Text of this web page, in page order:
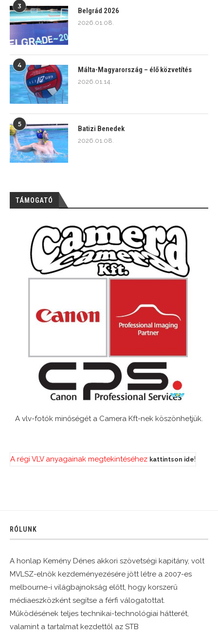
3
Belgrád 2026
2026.01.08.
4
Málta-Magyarország – élő közvetítés
2026.01.14.
5
Batizi Benedek
2026.01.08.
TÁMOGATÓ
A vlv-fotók minőségét a Camera Kft-nek köszönhetjük.
A régi VLV anyagainak megtekintéséhez kattintson ide!
RÓLUNK
A honlap Kemény Dénes akkori szövetségi kapitány, volt
MVLSZ-elnök kezdeményezésére jött létre a 2007-es
melbourne-i világbajnokság előtt, hogy korszerű
médiaeszközként segítse a férfi válogatottat.
Működésének teljes technikai-technológiai hátterét,
valamint a tartalmat kezdettől az STB